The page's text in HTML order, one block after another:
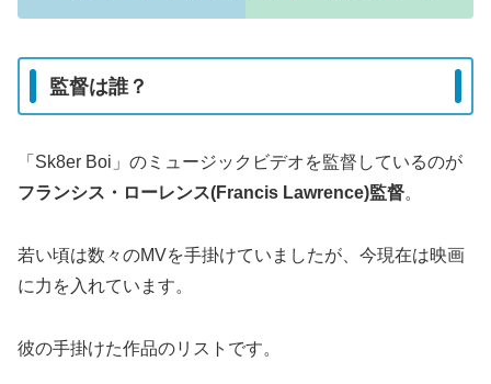
監督は誰？
「Sk8er Boi」のミュージックビデオを監督しているのが
フランシス・ローレンス(Francis Lawrence)監督。
若い頃は数々のMVを手掛けていましたが、今現在は映画
に力を入れています。
彼の手掛けた作品のリストです。